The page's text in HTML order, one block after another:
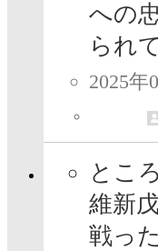
への
られ
2025年
とこ
維新
戦っ